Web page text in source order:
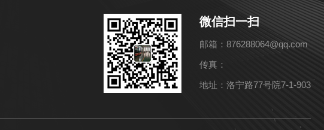
微信扫一扫
邮箱：876288064@qq.com
传真：
地址：洛宁路77号院7-1-903